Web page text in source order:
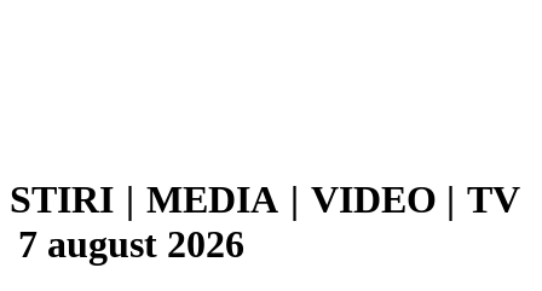
STIRI | MEDIA | VIDEO | TV
7 august 2026